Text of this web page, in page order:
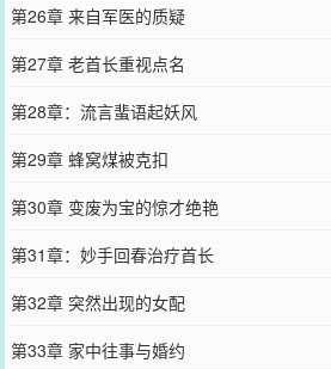
第26章 来自军医的质疑
第27章 老首长重视点名
第28章：流言蜚语起妖风
第29章 蜂窝煤被克扣
第30章 变废为宝的惊才绝艳
第31章：妙手回春治疗首长
第32章 突然出现的女配
第33章 家中往事与婚约